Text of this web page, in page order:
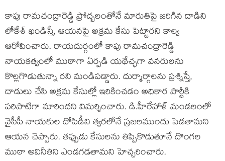
కాపు రామచంద్రారెడ్డి ప్రోద్బలంతోనే మారుతిపై జరిగిన దాడిని
లోకేశ్ ఖండిస్తే, ఆయనపై అక్రమ కేసు పెట్టారని కాల్వ
ఆరోపించారు. రాయదుర్గంలో కాపు రామచంద్రారెడ్డి
నాయకత్వంలో ముఠాగా ఏర్పడి యథేచ్ఛగా వనరులను
కొల్లగొడుతున్నా రని మండిపడ్డారు. దుర్మార్గాలను ప్రశ్నిస్తే,
దాడులు చేసి అక్రమ కేసుల్లో ఇరికించడం అధికార పార్టీకి
పరిపాటిగా మారిందని విమర్శించారు. డి.హీరేహాళ్‌ మండలంలో
వైసీపీ నాయకుల దోపిడీని త్వరలోనే ప్రజలముందు పెడతామని
ఆయన చెప్పారు. తప్పుడు కేసులను తిప్పికొడుతూనే దొంగల
ముఠా అవినీతిని ఎండగడతామని హెచ్చరించారు.